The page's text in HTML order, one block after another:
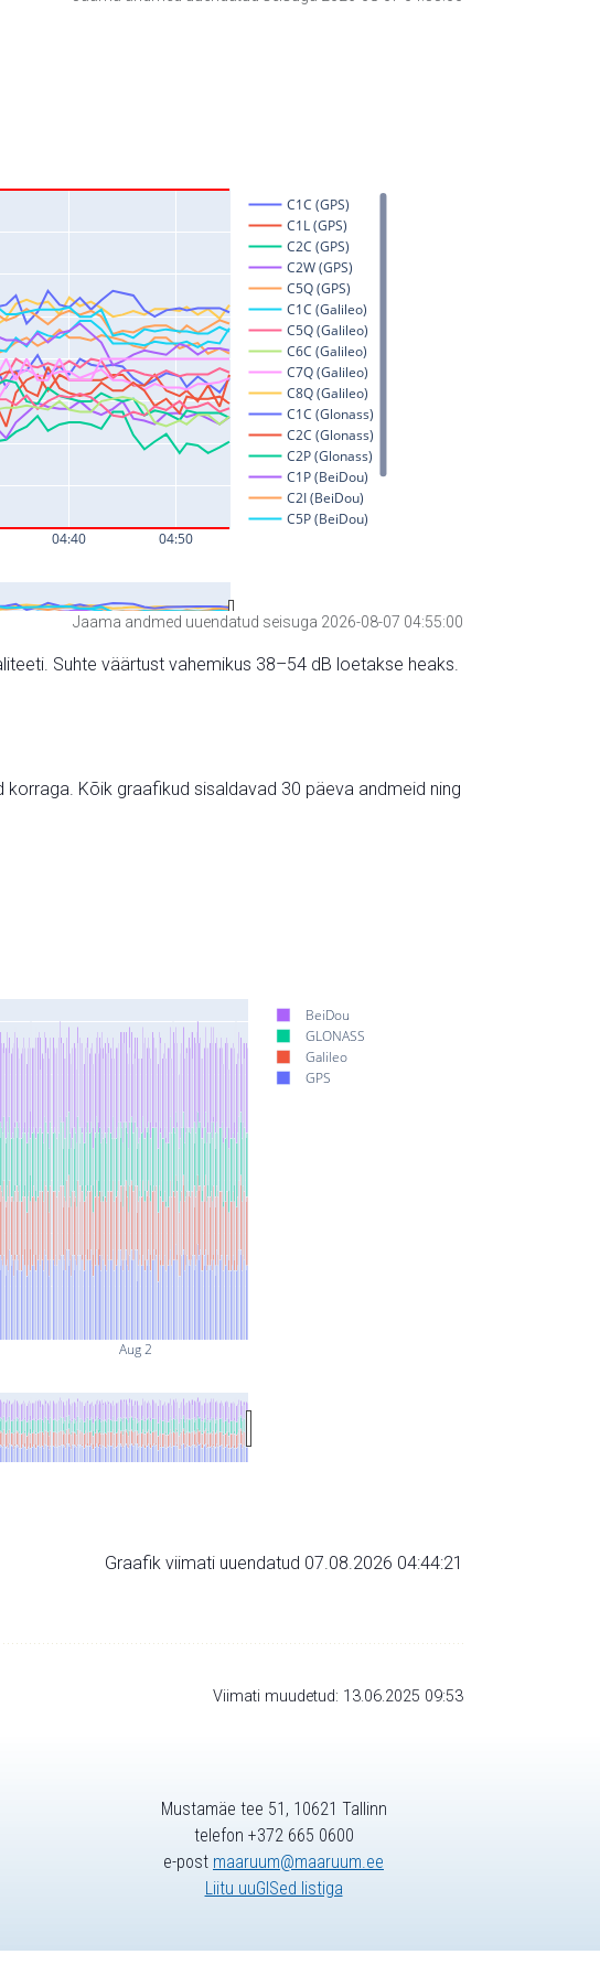
Jaama andmed uuendatud seisuga 2026-08-07 04:55:00
Suhte väärtust vahemikus 38–54 dB loetakse heaks.
Kõik graafikud sisaldavad 30 päeva andmeid ning
Aug 2
BeiDou
GLONASS
Galileo
GPS
Graafik viimati uuendatud 07.08.2026 04:44:21
Viimati muudetud: 13.06.2025 09:53
Mustamäe tee 51, 10621 Tallinn
telefon +372 665 0600
e-post maaruum@maaruum.ee
Liitu uuGISed listiga